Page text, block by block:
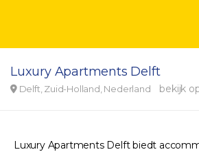
Luxury Apartments Delft
Delft, Zuid-Holland, Nederland bekijk
Luxury Apartments Delft biedt